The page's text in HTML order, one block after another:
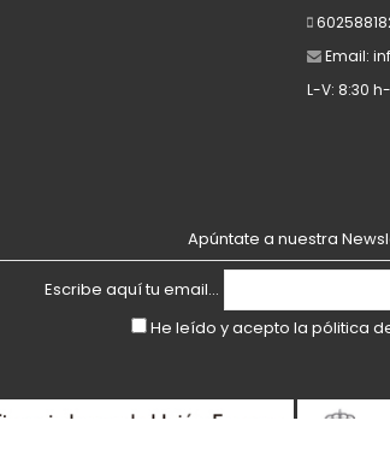
Email:
L-V: 8:30
Apúntate a nuestra
Escribe aquí tu email...
He leído y acepto la pólitica